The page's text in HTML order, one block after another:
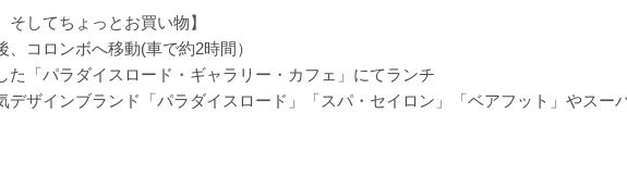
そしてちょっとお買い物】
、コロンボへ移動(車で約2時間）
た「パラダイスロード・ギャラリー・カフェ」にてランチ
デザインブランド「パラダイスロード」「スパ・セイロン」「ベアフット」やスー